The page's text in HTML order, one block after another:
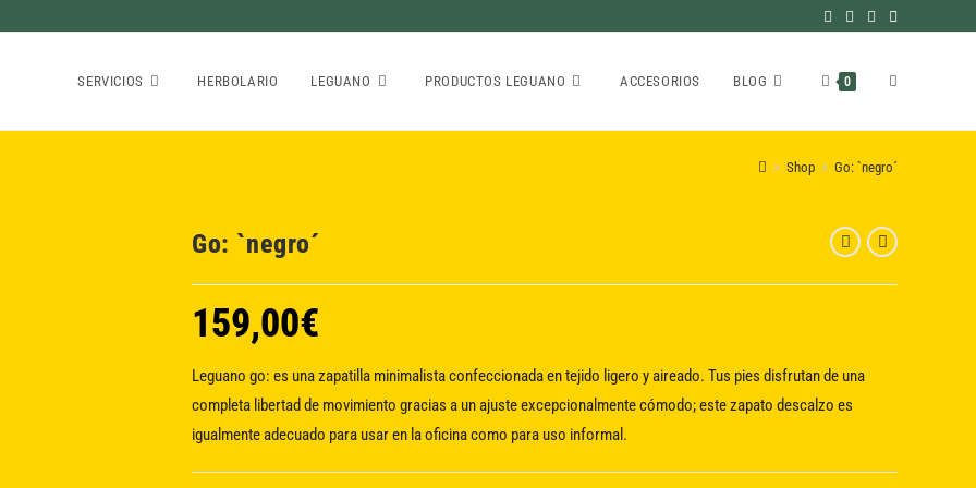
SERVICIOS HERBOLARIO LEGUANO PRODUCTOS LEGUANO ACCESORIOS BLOG 0 ALTERNAR
BÚSQUEDA
> Shop > Go: `negro´
Go: `negro´
159,00€
Leguano go: es una zapatilla minimalista confeccionada en tejido ligero y aireado. Tus pies disfrutan de una
completa libertad de movimiento gracias a un ajuste excepcionalmente cómodo; este zapato descalzo es
igualmente adecuado para usar en la oficina como para uso informal.